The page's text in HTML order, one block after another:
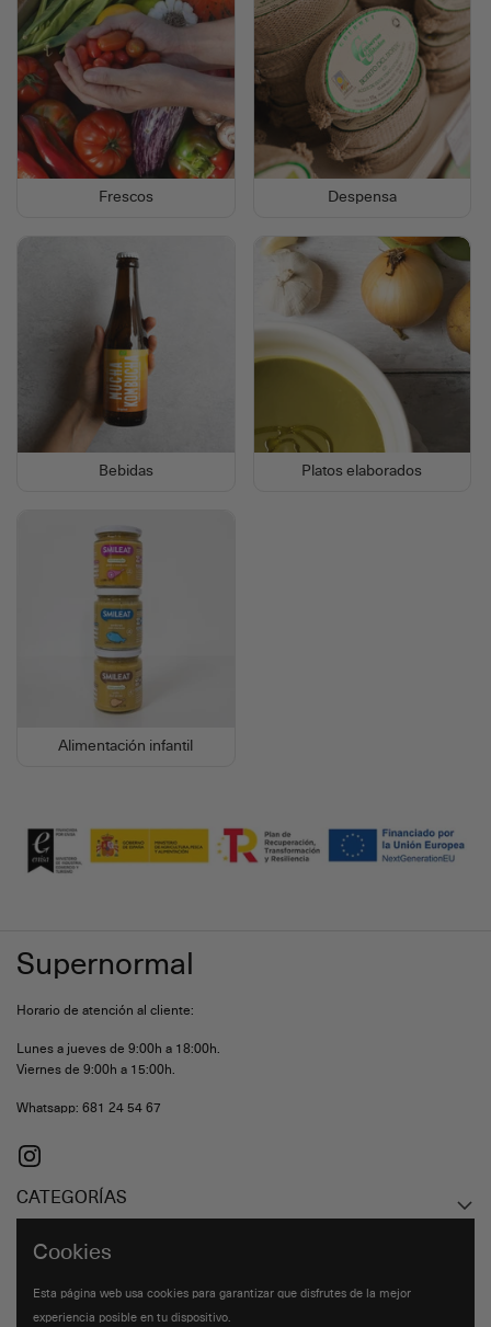
Frescos Despensa
Bebidas Platos elaborados
Alimentación infantil
Supernormal
Horario de atención al cliente:
Lunes a jueves de 9:00h a 18:00h.
Viernes de 9:00h a 15:00h.
Whatsapp: 681 24 54 67
Instagram
CATEGORÍAS
ENLACES DE INTERÉS
Cookies
Esta página web usa cookies para garantizar que disfrutes de la mejor
experiencia posible en tu dispositivo.